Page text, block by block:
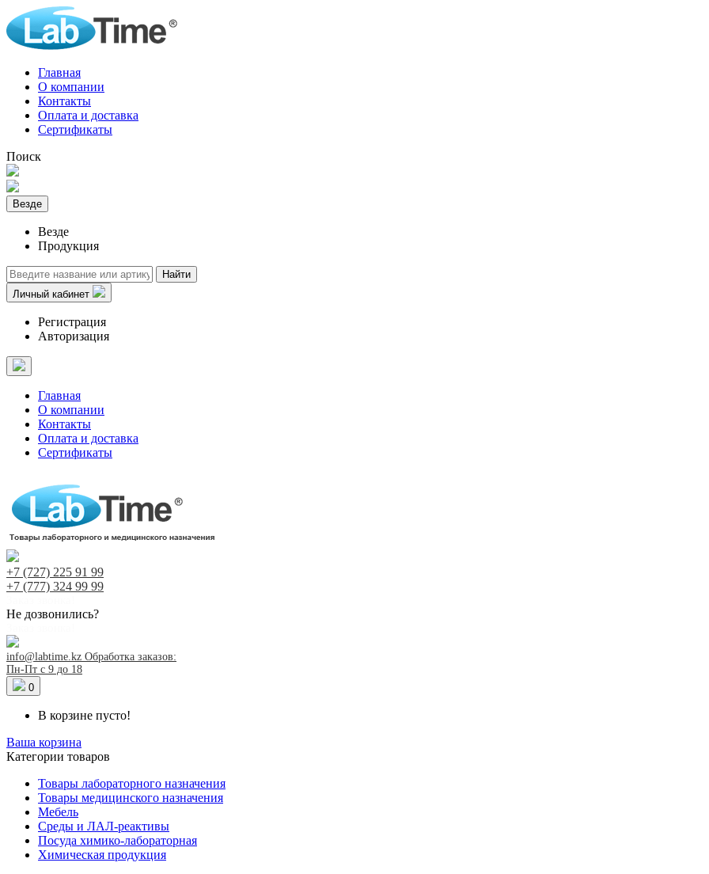
Главная
О компании
Контакты
Оплата и доставка
Сертификаты
Поиск
Везде
Везде
Продукция
Найти
Личный кабинет
Регистрация
Авторизация
Главная
О компании
Контакты
Оплата и доставка
Сертификаты
+7 (727) 225 91 99
+7 (777) 324 99 99
Не дозвонились?
info@labtime.kz Обработка заказов:
Пн-Пт с 9 до 18
0
В корзине пусто!
Ваша корзина
Категории товаров
Товары лабораторного назначения
Товары медицинского назначения
Мебель
Среды и ЛАЛ-реактивы
Посуда химико-лабораторная
Химическая продукция